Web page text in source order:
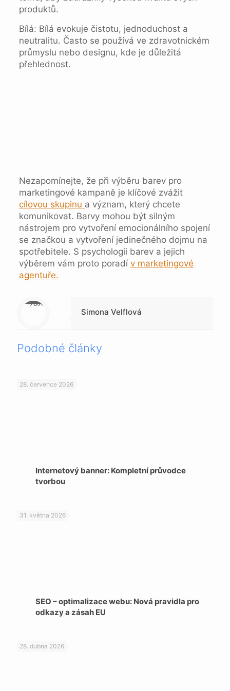
produktů.
Bílá: Bílá evokuje čistotu, jednoduchost a
neutralitu. Často se používá ve zdravotnickém
průmyslu nebo designu, kde je důležitá
přehlednost.
Nezapomínejte, že při výběru barev pro
marketingové kampaně je klíčové zvážit
cílovou skupinu a význam, který chcete
komunikovat. Barvy mohou být silným
nástrojem pro vytvoření emocionálního spojení
se značkou a vytvoření jedinečného dojmu na
spotřebitele. S psychologii barev a jejich
výběrem vám proto poradí v marketingové
agentuře.
Warning
: Trying to access array offset on null in
/data/1/4/149a9a91-3acc-4306-8eec-62104a76cbc2/skica.online/web/wp-content/themes/betheme-child/includes/content-single.php
on line
286
Simona Velflová
Podobné články
28. července 2026
Internetový banner: Kompletní průvodce
tvorbou
31. května 2026
SEO – optimalizace webu: Nová pravidla pro
odkazy a zásah EU
28. dubna 2026